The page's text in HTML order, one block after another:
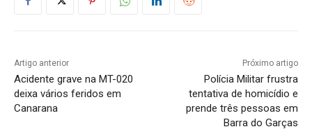
Artigo anterior
Acidente grave na MT-020
deixa vários feridos em
Canarana
Próximo artigo
Polícia Militar frustra
tentativa de homicídio e
prende três pessoas em
Barra do Garças